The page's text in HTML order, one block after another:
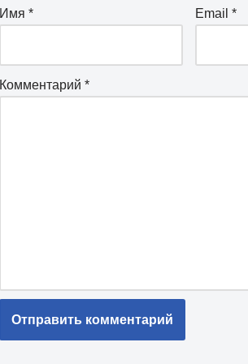
Имя * Email*
Комментарий *